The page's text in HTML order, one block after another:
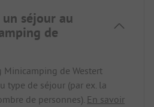
séjour au
de
Minicamping de Westert
type de séjour (par ex. la
de personnes). En savoir